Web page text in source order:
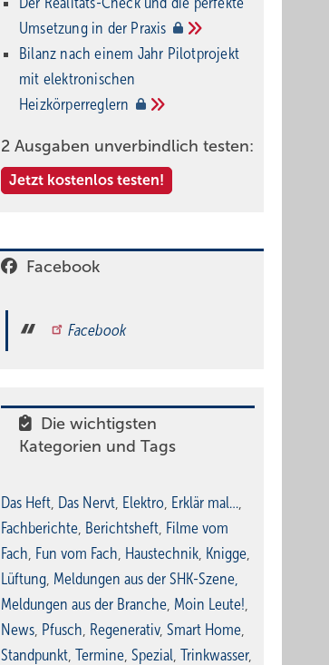
Umsetzung in der Praxis
Bilanz nach einem Jahr Pilotprojekt
mit elektronischen
Heizkörperreglern
2 Ausgaben unverbindlich testen:
Jetzt kostenlos testen!
Facebook
Facebook
Die wichtigsten
Kategorien und Tags
Das Heft, Das Nervt, Elektro, Erklär mal…,
Fachberichte, Berichtsheft, Filme vom
Fach, Fun vom Fach, Haustechnik, Knigge,
Lüftung, Meldungen aus der SHK-Szene,
Meldungen aus der Branche, Moin Leute!,
News, Pfusch, Regenerativ, Smart Home,
Standpunkt, Termine, Spezial, Trinkwasser,